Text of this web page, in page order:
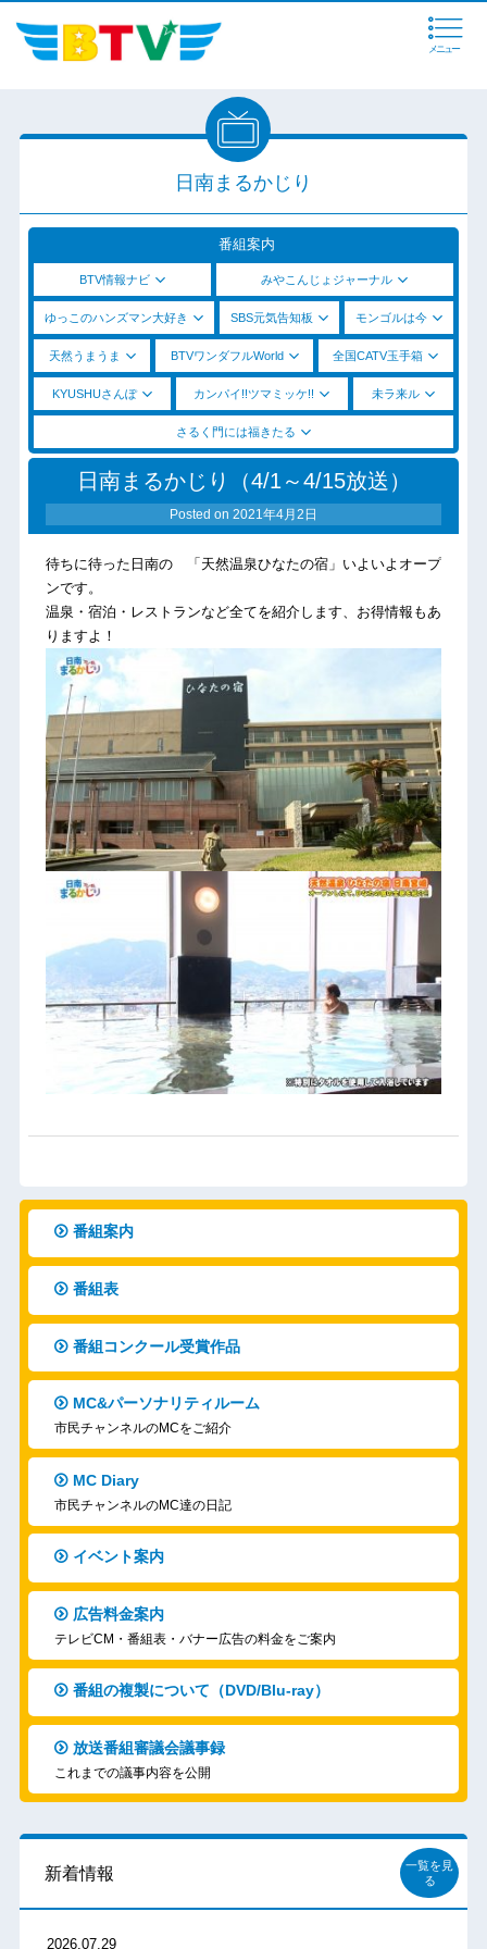
メニュー
日南まるかじり
番組案内
BTV情報ナビ みやこんじょジャーナル
ゆっこのハンズマン大好き SBS元気告知板 モンゴルは今
天然うまうま BTVワンダフルWorld 全国CATV玉手箱
KYUSHUさんぽ カンパイ!!ツマミッケ!! 未ラ来ル
さるく門には福きたる
日南まるかじり（4/1～4/15放送）
Posted on 2021年4月2日
待ちに待った日南の 「天然温泉ひなたの宿」いよいよオープ
ンです。
温泉・宿泊・レストランなど全てを紹介します、お得情報もあ
りますよ！
番組案内
番組表
番組コンクール受賞作品
MC&パーソナリティルーム
市民チャンネルのMCをご紹介
MC Diary
市民チャンネルのMC達の日記
イベント案内
広告料金案内
テレビCM・番組表・バナー広告の料金をご案内
番組の複製について（DVD/Blu-ray）
放送番組審議会議事録
これまでの議事内容を公開
新着情報
一覧を見
る
2026.07.29